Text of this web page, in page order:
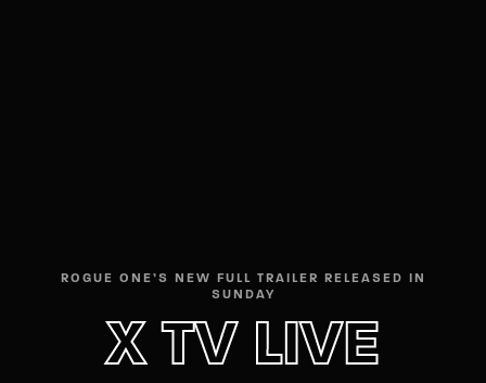
ROGUE ONE’S NEW FULL TRAILER RELEASED IN
SUNDAY
X TV LIVE
Password